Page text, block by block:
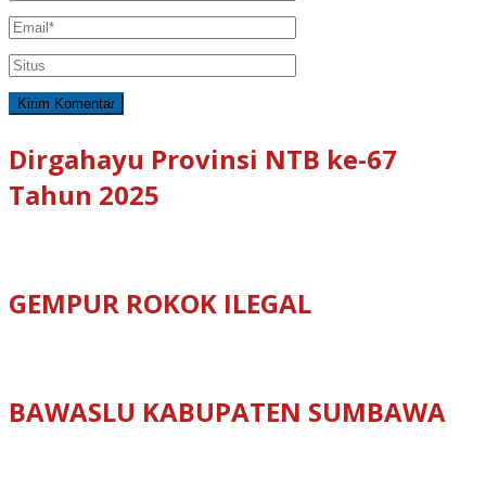
Dirgahayu Provinsi NTB ke-67
Tahun 2025
GEMPUR ROKOK ILEGAL
BAWASLU KABUPATEN SUMBAWA